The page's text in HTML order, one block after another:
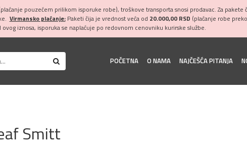
pouzećem prilikom isporuke robe), troškove transporta snosi prodavac. Za
Virmansko plaćanje:Paketi čija je vrednost veća od 20.000,00 RSD (plaćanje robe
iznosa, isporuka se naplaćuje po redovnom cenovniku kurirske službe.
POČETNA O NAMA NAJČEŠĆA PITANJA
Smitt